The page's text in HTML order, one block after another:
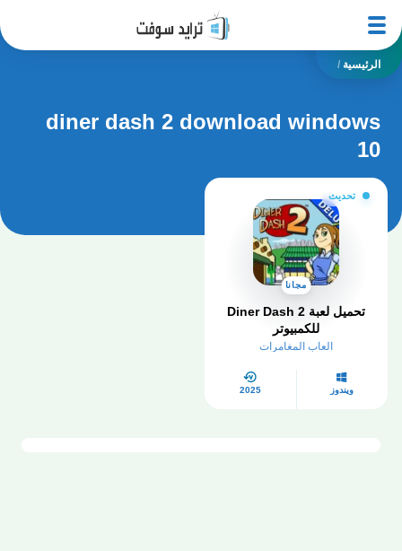
الرئيسية /
diner dash 2 download windows
10
تحديث
مجانا
تحميل لعبة Diner Dash 2
للكمبيوتر
العاب المغامرات
ويندوز 2025